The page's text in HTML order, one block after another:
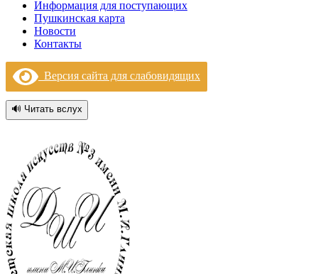
Информация для поступающих
Пушкинская карта
Новости
Контакты
Версия сайта для слабовидящих
🔊 Читать вслух